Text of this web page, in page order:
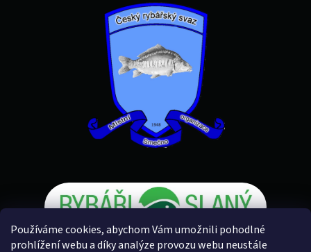
Používáme cookies, abychom Vám umožnili pohodlné
prohlížení webu a díky analýze provozu webu neustále